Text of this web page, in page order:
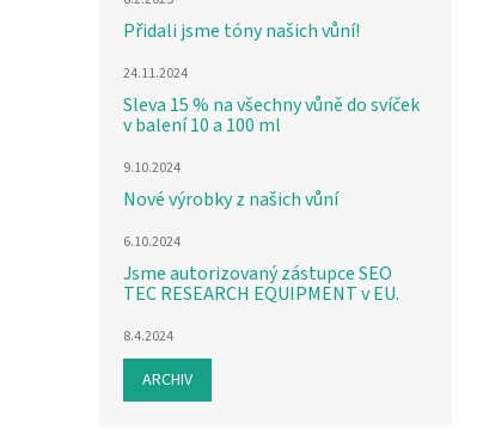
Přidali jsme tóny našich vůní!
24.11.2024
Sleva 15 % na všechny vůně do svíček
v balení 10 a 100 ml
9.10.2024
Nové výrobky z našich vůní
6.10.2024
Jsme autorizovaný zástupce SEO
TEC RESEARCH EQUIPMENT v EU.
8.4.2024
ARCHIV